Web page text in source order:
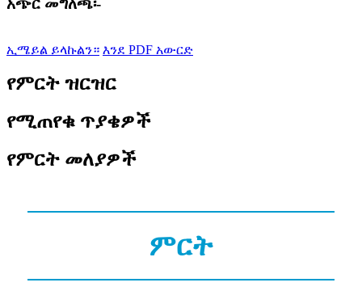
አጭር መግለጫ፡-
ኢሜይል ይላኩልን። እንደ PDF አውርድ
የምርት ዝርዝር
የሚጠየቁ ጥያቄዎች
የምርት መለያዎች
ምርት